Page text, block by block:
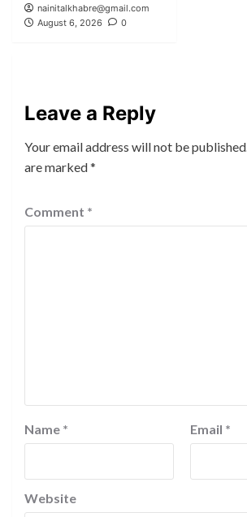
nainitalkhabre@gmail.com
August 6, 2026
0
Leave a Reply
Your email address will not be published.
are marked*
Comment *
Name * Email *
Website